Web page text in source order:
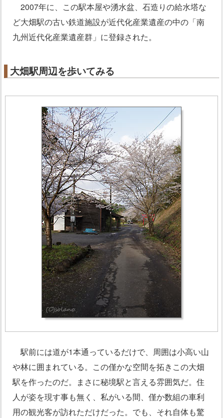
2007年に、この駅本屋や湧水盆、石造りの給水塔な
ど大畑駅の古い鉄道施設が近代化産業遺産の中の「南
九州近代化産業遺産群」に登録された。
大畑駅周辺を歩いてみる
駅前には道が1本通っているだけで、周囲は小高い山
や林に囲まれている。この僅かな空間を拓きこの大畑
駅を作ったのだ。まさに秘境駅と言える雰囲気だ。住
人が姿を現す事も無く、私がいる間、僅か数組の車利
用の観光客が訪れただけだった。でも、それ自体も驚